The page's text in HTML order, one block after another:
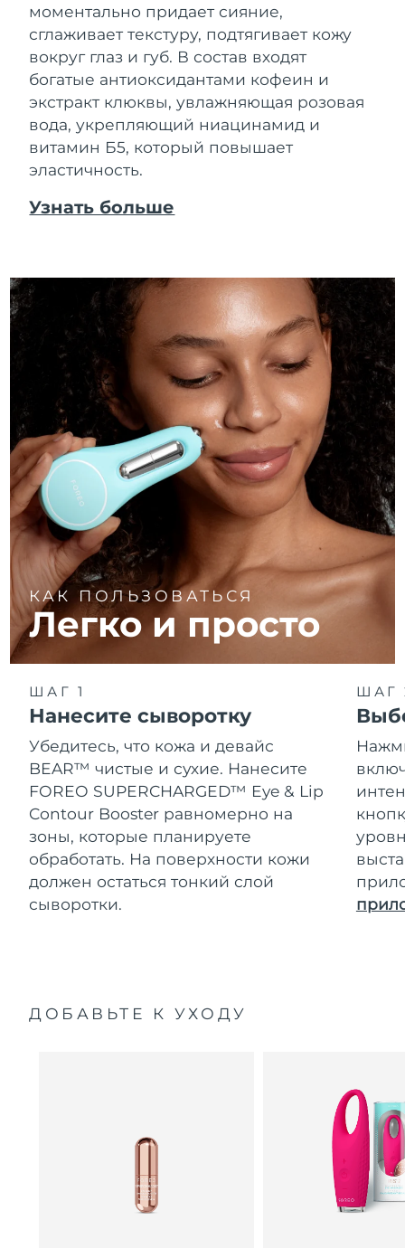
моментально придает сияние,
сглаживает текстуру, подтягивает кожу
вокруг глаз и губ. В состав входят
богатые антиоксидантами кофеин и
экстракт клюквы, увлажняющая розовая
вода, укрепляющий ниацинамид и
витамин Б5, который повышает
эластичность.
Узнать больше
КАК ПОЛЬЗОВАТЬСЯ
Легко и просто
ШАГ 1
Нанесите сыворотку
Убедитесь, что кожа и девайс
BEAR™ чистые и сухие. Нанесите
FOREO SUPERCHARGED™ Eye & Lip
Contour Booster равномерно на
зоны, которые планируете
обработать. На поверхности кожи
должен остаться тонкий слой
сыворотки.
ШАГ
ДОБАВЬТЕ К УХОДУ